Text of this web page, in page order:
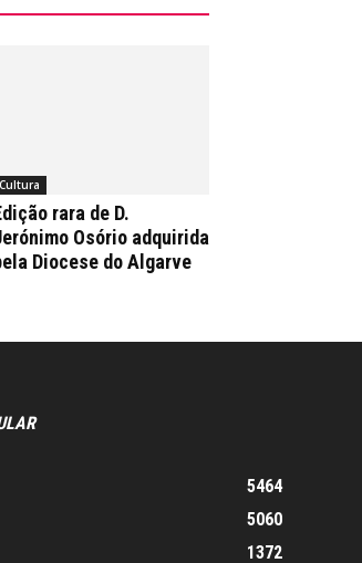
Cultura
rara de D.
Osório adquirida
Diocese do Algarve
5464
5060
1372